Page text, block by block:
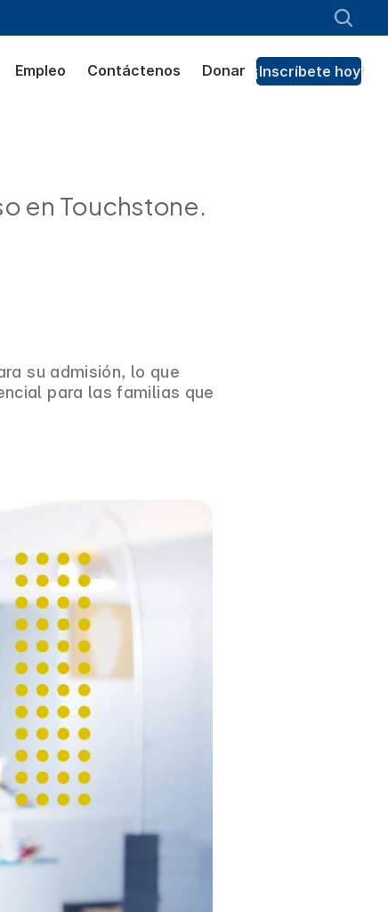
Empleo Contáctenos Donar ¡Inscríbete hoy!
en Touchstone.
su admisión, lo que
para las familias que